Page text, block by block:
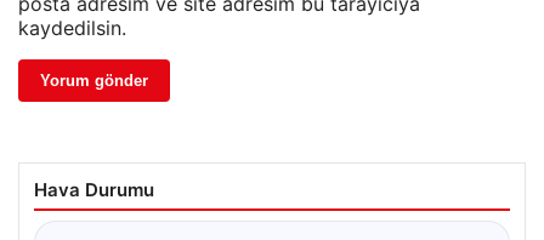
kaydedilsin.
Hava Durumu